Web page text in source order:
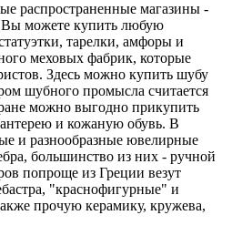
распространенные магазины -
Вы можете купить любую
тарелки, амфоры и
меховых фабрик, которые
Здесь можно купить шубу
шубного промысла считается
можно выгодно прикупить
и кожаную обувь. В
и разнообразные ювелирные
большинство из них - ручной
попроще из Греции везут
"краснофигурные" и
прочую керамику, кружева,